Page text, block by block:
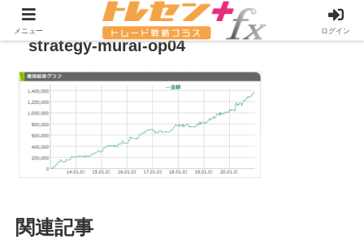
strategy-murai-op04
関連記事
メニュー ログイン